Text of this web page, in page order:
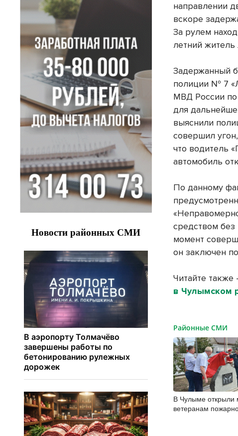
направлении
вскоре
За рулем
летний житель
Задержанный
полиции № 7
МВД России
для
выяснили
совершил
что водитель
автомобиль
По данному
средством
момент
он заключен
Читайте также -
в Чулымском
Районные СМИ
В Чулыме открыли
ветеранам